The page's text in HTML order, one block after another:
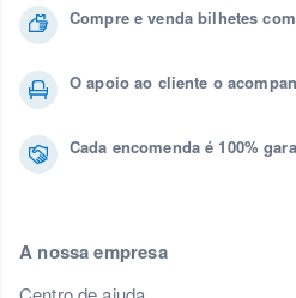
Compre e venda bilhetes
O apoio ao cliente o
Cada encomenda é 100%
A nossa empresa